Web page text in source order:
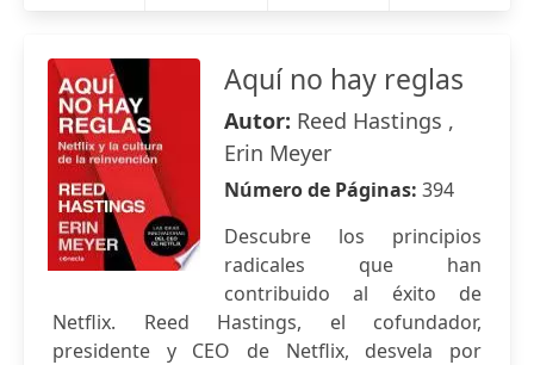
Aquí no hay reglas
Autor: Reed Hastings ,
Erin Meyer
Número de Páginas: 394
Descubre los principios
radicales que han
contribuido al éxito de
Netflix. Reed Hastings, el cofundador,
presidente y CEO de Netflix, desvela por